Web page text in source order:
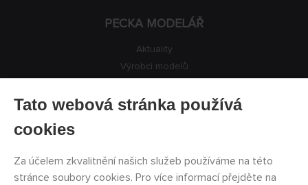
PECKA MODELÁŘ
Aktuality
Výrobci modelů
Kontakty
Tato webová stránka používá
cookies
Za účelem zkvalitnění našich služeb používáme na této
stránce soubory cookies. Pro více informací přejděte na